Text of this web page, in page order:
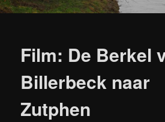
Film: De Berkel
Billerbeck naar
Zutphen